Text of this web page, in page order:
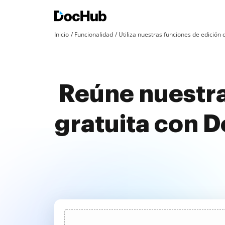
Inicio Funcionalidad Utiliza nuestras funciones de edición
Reúne
gratuita con